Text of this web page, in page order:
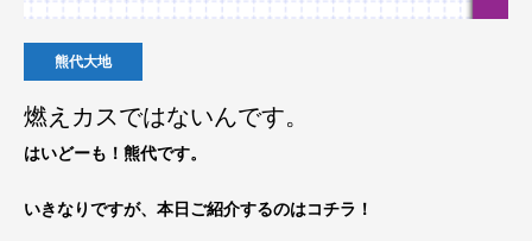
熊代大地
燃えカスではないんです。
はいどーも！熊代です。
いきなりですが、本日ご紹介するのはコチラ！